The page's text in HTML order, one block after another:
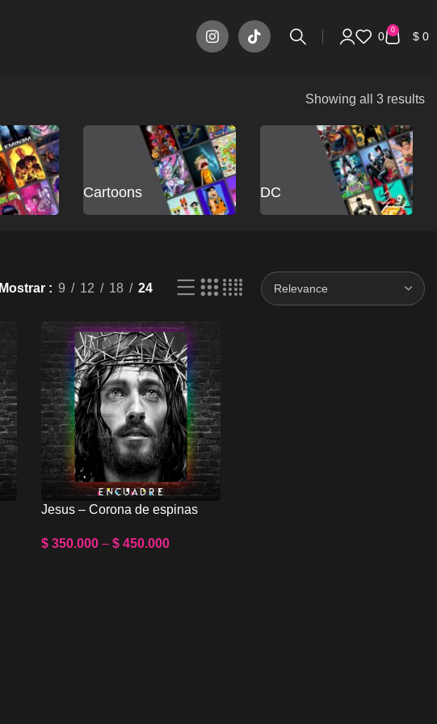
0 0 $ 0
Showing all 3 results
Cartoons DC
Mostrar 9 12 18 24
Jesus – Corona de espinas
$350.000– $450.000